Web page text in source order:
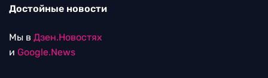
Достойные новости
Мы в Дзен.Новостях
и Google.News